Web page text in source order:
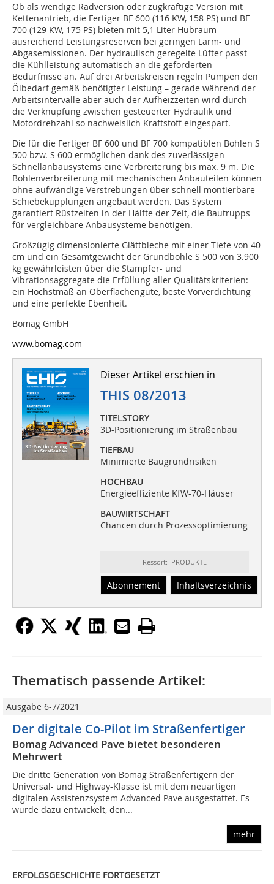
Ob als wendige Radversion oder zugkräftige Version mit
Kettenantrieb, die Fertiger BF 600 (116 KW, 158 PS) und BF
700 (129 KW, 175 PS) bieten mit 5,1 Liter Hubraum
ausreichend Leistungsreserven bei geringen Lärm- und
Abgasemissionen. Der hydraulisch geregelte Lüfter passt
die Kühlleistung automatisch an die geforderten
Bedürfnisse an. Auf drei Arbeitskreisen regeln Pumpen den
Ölbedarf gemäß benötigter Leistung – gerade während der
Arbeitsintervalle aber auch der Aufheizzeiten wird durch
die Verknüpfung zwischen gesteuerter Hydraulik und
Motordrehzahl so nachweislich Kraftstoff eingespart.
Die für die Fertiger BF 600 und BF 700 kompatiblen Bohlen S
500 bzw. S 600 ermöglichen dank des zuverlässigen
Schnellanbausystems eine Verbreiterung bis max. 9 m. Die
Bohlenverbreiterung mit mechanischen Anbauteilen können
ohne aufwändige Verstrebungen über schnell montierbare
Schiebekupplungen angebaut werden. Das System
garantiert Rüstzeiten in der Hälfte der Zeit, die Bautrupps
für vergleichbare Anbausysteme benötigen.
Großzügig dimensionierte Glättbleche mit einer Tiefe von 40
cm und ein Gesamtgewicht der Grundbohle S 500 von 3.900
kg gewährleisten über die Stampfer- und
Vibrationsaggregate die Erfüllung aller Qualitätskriterien:
ein Höchstmaß an Oberflächengüte, beste Vorverdichtung
und eine perfekte Ebenheit.
Bomag GmbH
www.bomag.com
Dieser Artikel erschien in
THIS 08/2013
TITELSTORY
3D-Positionierung im Straßenbau
TIEFBAU
Minimierte Baugrundrisiken
HOCHBAU
Energieeffiziente KfW-70-Häuser
BAUWIRTSCHAFT
Chancen durch Prozessoptimierung
Ressort: PRODUKTE
Abonnement Inhaltsverzeichnis
Thematisch passende Artikel:
Ausgabe 6-7/2021
Der digitale Co-Pilot im Straßenfertiger
Bomag Advanced Pave bietet besonderen
Mehrwert
Die dritte Generation von Bomag Straßenfertigern der
Universal- und Highway-Klasse ist mit dem neuartigen
digitalen Assistenzsystem Advanced Pave ausgestattet. Es
wurde dazu entwickelt, den...
mehr
ERFOLGSGESCHICHTE FORTGESETZT